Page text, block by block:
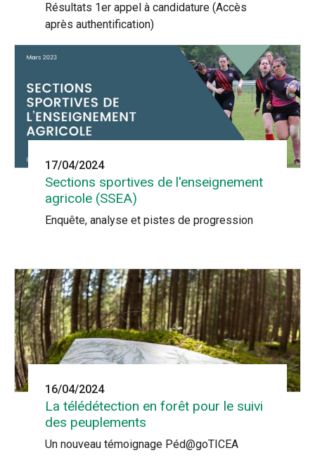
Résultats 1er appel à candidature (Accès
après authentification)
17/04/2024
Sections sportives de l'enseignement
agricole (SSEA)
Enquête, analyse et pistes de progression
16/04/2024
La télédétection en forêt pour le suivi
des peuplements
Un nouveau témoignage Péd@goTICEA